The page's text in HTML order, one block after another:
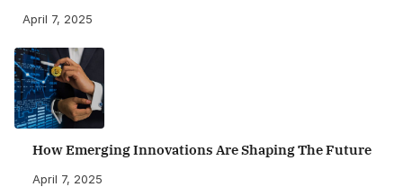
April 7, 2025
How Emerging Innovations Are Shaping The Future
April 7, 2025